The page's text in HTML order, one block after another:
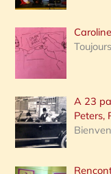
A 23
Peters,